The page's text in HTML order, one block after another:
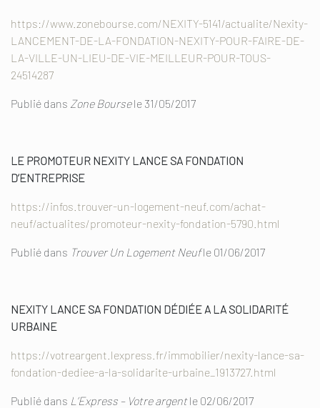
https://www.zonebourse.com/NEXITY-5141/actualite/Nexity-
LANCEMENT-DE-LA-FONDATION-NEXITY-POUR-FAIRE-DE-
LA-VILLE-UN-LIEU-DE-VIE-MEILLEUR-POUR-TOUS-
24514287
Publié dans Zone Boursele 31/05/2017
LE PROMOTEUR NEXITY LANCE SA FONDATION
D’ENTREPRISE
https://infos.trouver-un-logement-neuf.com/achat-
neuf/actualites/promoteur-nexity-fondation-5790.html
Publié dans Trouver Un Logement Neufle 01/06/2017
NEXITY LANCE SA FONDATION DÉDIÉE A LA SOLIDARITÉ
URBAINE
https://votreargent.lexpress.fr/immobilier/nexity-lance-sa-
fondation-dediee-a-la-solidarite-urbaine_1913727.html
Publié dans L’Express – Votre argentle 02/06/2017